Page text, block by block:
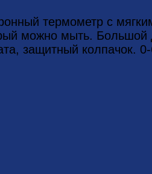
термометр с
можно мыть.
защитный колпачок.